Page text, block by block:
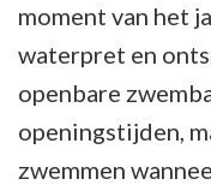
moment van het
waterpret en
openbare
openingstijden,
zwemmen